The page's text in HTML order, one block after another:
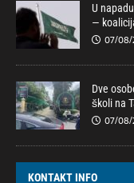
U
—
07/08/
Dve
školi na
07/08/
KONTAKT INFO